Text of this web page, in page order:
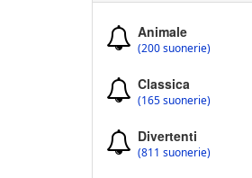
Animale
(200 suonerie)
Classica
(165 suonerie)
Divertenti
(811 suonerie)